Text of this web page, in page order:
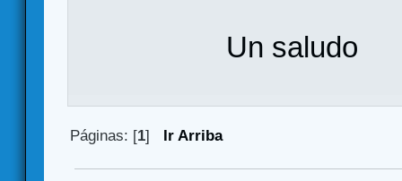
Un saludo
Páginas: [1] Ir Arriba